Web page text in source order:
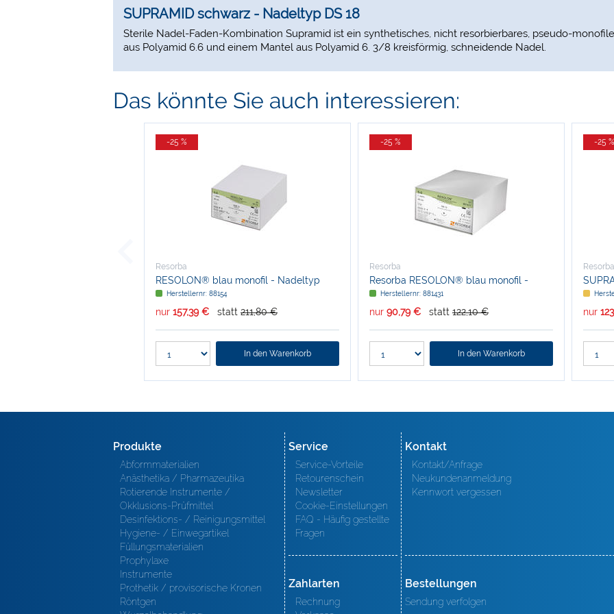
SUPRAMID schwarz - Nadeltyp DS 18
Sterile Nadel-Faden-Kombination Supramid ist ein synthetisches, nicht resorbierbares, pseudo-
aus Polyamid 6.6 und einem Mantel aus Polyamid 6. 3/8 kreisförmig, schneidende Nadel.
Das könnte Sie auch interessieren:
-25 %
Resorba
RESOLON® blau monofil - Nadeltyp
DSM 13
Herstellernr: 88154
nur 157,39 € statt 211,80 €
In den Warenkorb
-25 %
Resorba
Resorba RESOLON® blau monofil -
Nadeltyp DS 13
Herstellernr: 881431
nur 90,79 € statt 122,10 €
In den Warenkorb
-25 %
Resorba
nur
Produkte
Abformmaterialien
Anästhetika / Pharmazeutika
Rotierende Instrumente /
Okklusions-Prüfmittel
Desinfektions- / Reinigungsmittel
Hygiene- / Einwegartikel
Füllungsmaterialien
Prophylaxe
Instrumente
Prothetik / provisorische Kronen
Röntgen
Service
Service-Vorteile
Retourenschein
Newsletter
Cookie-Einstellungen
FAQ - Häufig gestellte
Fragen
Zahlarten
Rechnung
Kontakt
Kontakt/Anfrage
Neukundenanmeldung
Kennwort vergessen
Bestellungen
Sendung verfolgen